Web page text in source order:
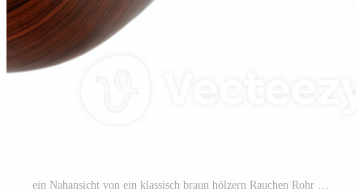
ein Nahansicht von ein klassisch braun hölzern Rauchen Rohr mit ein schwarz Stengel und Gold Band Pro PNG